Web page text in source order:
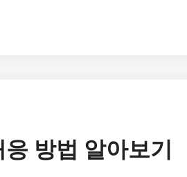
방법 알아보기